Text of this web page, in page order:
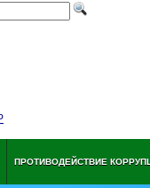
ПРОТИВОДЕЙСТВИЕ